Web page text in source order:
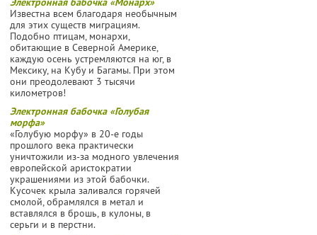
Известна всем благодаря необычным
для этих существ миграциям.
Подобно птицам, монархи,
обитающие в Северной Америке,
каждую осень устремляются на юг, в
Мексику, на Кубу и Багамы. При этом
они преодолевают 3 тысячи
километров!
Электронная бабочка «Голубая
морфа»
«Голубую морфу» в 20-е годы
прошлого века практически
уничтожили из-за модного увлечения
европейской аристократии
украшениями из этой бабочки.
Кусочек крыла заливался горячей
смолой, обрамлялся в метал и
вставлялся в брошь, в кулоны, в
серьги и в перстни.